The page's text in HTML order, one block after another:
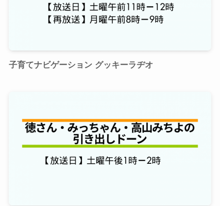
子育てナビゲーション グッキーラヂオ